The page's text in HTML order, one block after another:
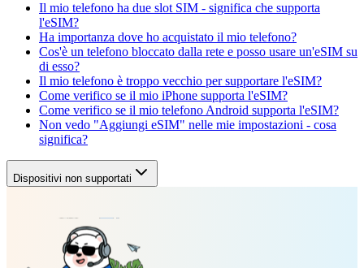
Il mio telefono ha due slot SIM - significa che supporta
l'eSIM?
Ha importanza dove ho acquistato il mio telefono?
Cos'è un telefono bloccato dalla rete e posso usare un'eSIM su
di esso?
Il mio telefono è troppo vecchio per supportare l'eSIM?
Come verifico se il mio iPhone supporta l'eSIM?
Come verifico se il mio telefono Android supporta l'eSIM?
Non vedo "Aggiungi eSIM" nelle mie impostazioni - cosa
significa?
Dispositivi non supportati